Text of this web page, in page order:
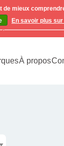
toutes vos
À propos
mieux
En savoir plus